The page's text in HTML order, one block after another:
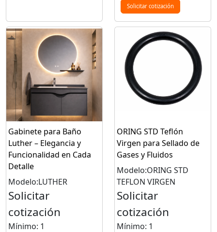
Solicitar cotización
Gabinete para Baño
Luther – Elegancia y
Funcionalidad en Cada
Detalle
Modelo:LUTHER
Solicitar
cotización
Mínimo: 1
ORING STD Teflón
Virgen para Sellado de
Gases y Fluidos
Modelo:ORING STD
TEFLON VIRGEN
Solicitar
cotización
Mínimo: 1